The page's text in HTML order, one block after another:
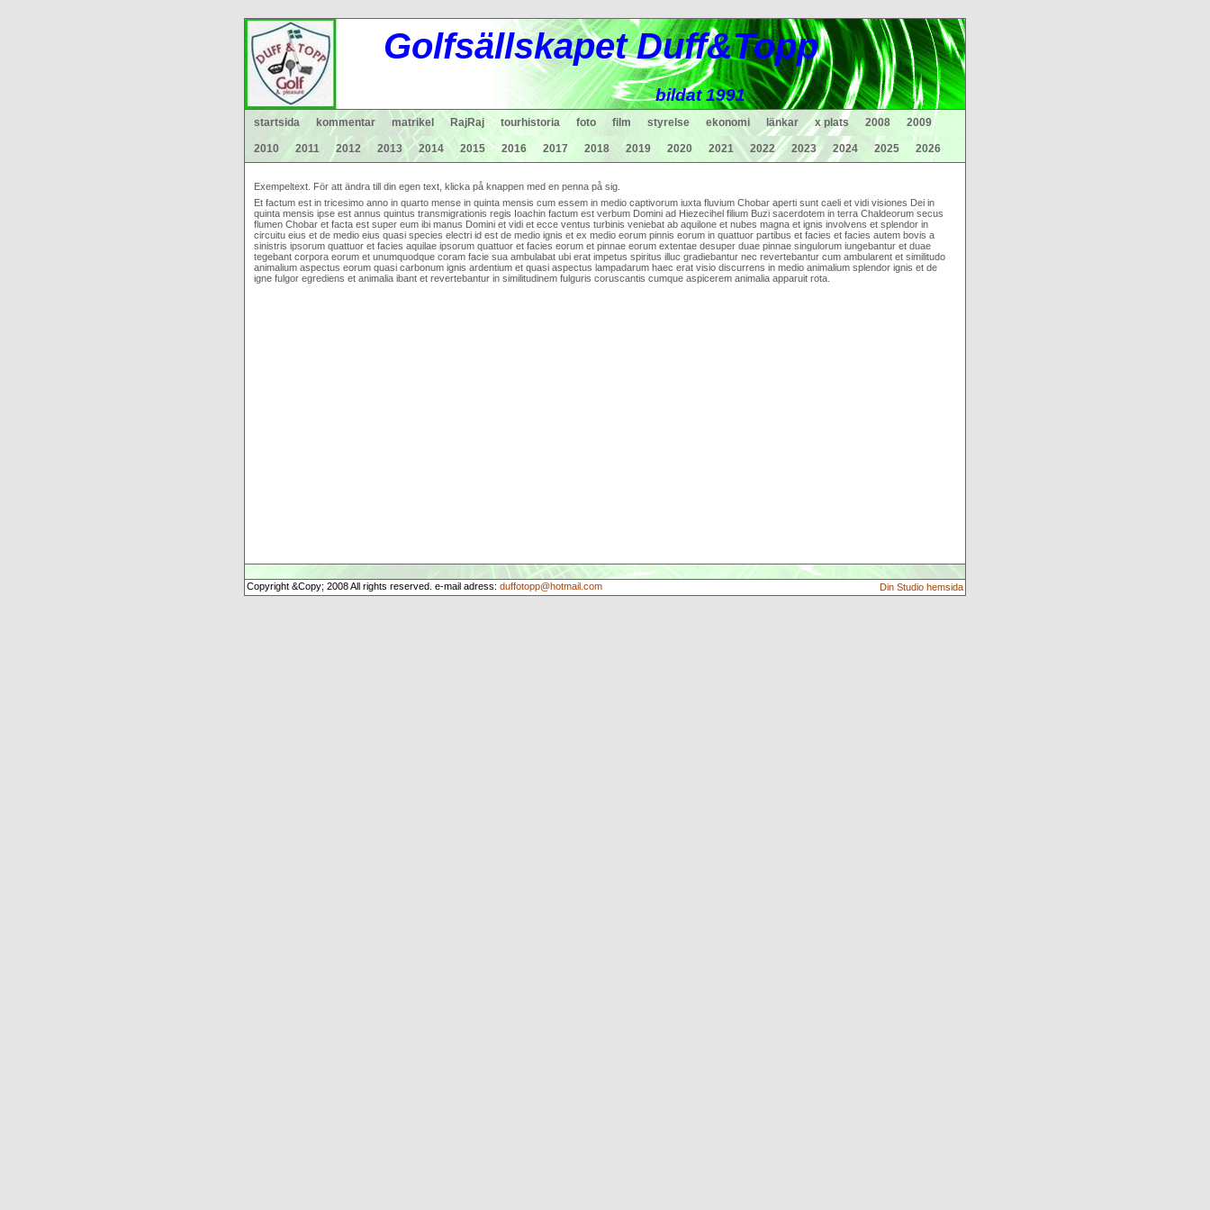
Golfsällskapet Duff&Topp
bildat 1991
startsida kommentar matrikel RajRaj tourhistoria foto film styrelse ekonomi länkar x plats 2008 2009
2010 2011 2012 2013 2014 2015 2016 2017 2018 2019 2020 2021 2022 2023 2024 2025 2026
Exempeltext. För att ändra till din egen text, klicka på knappen med en penna på sig.
Et factum est in tricesimo anno in quarto mense in quinta mensis cum essem in medio captivorum iuxta fluvium Chobar aperti sunt caeli et vidi visiones Dei in
quinta mensis ipse est annus quintus transmigrationis regis Ioachin factum est verbum Domini ad Hiezecihel filium Buzi sacerdotem in terra Chaldeorum secus
flumen Chobar et facta est super eum ibi manus Domini et vidi et ecce ventus turbinis veniebat ab aquilone et nubes magna et ignis involvens et splendor in
circuitu eius et de medio eius quasi species electri id est de medio ignis et ex medio eorum pinnis eorum in quattuor partibus et facies et facies autem bovis a
sinistris ipsorum quattuor et facies aquilae ipsorum quattuor et facies eorum et pinnae eorum extentae desuper duae pinnae singulorum iungebantur et duae
tegebant corpora eorum et unumquodque coram facie sua ambulabat ubi erat impetus spiritus illuc gradiebantur nec revertebantur cum ambularent et similitudo
animalium aspectus eorum quasi carbonum ignis ardentium et quasi aspectus lampadarum haec erat visio discurrens in medio animalium splendor ignis et de
igne fulgor egrediens et animalia ibant et revertebantur in similitudinem fulguris coruscantis cumque aspicerem animalia apparuit rota.
Copyright &Copy; 2008 All rights reserved. e-mail adress: duffotopp@hotmail.com Din Studio hemsida